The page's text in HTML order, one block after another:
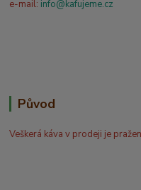
e-mail: info@kafujeme.cz
Původ
Veškerá káva v prodeji je